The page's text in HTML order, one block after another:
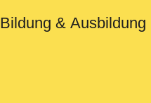
Bildung & Ausbildung